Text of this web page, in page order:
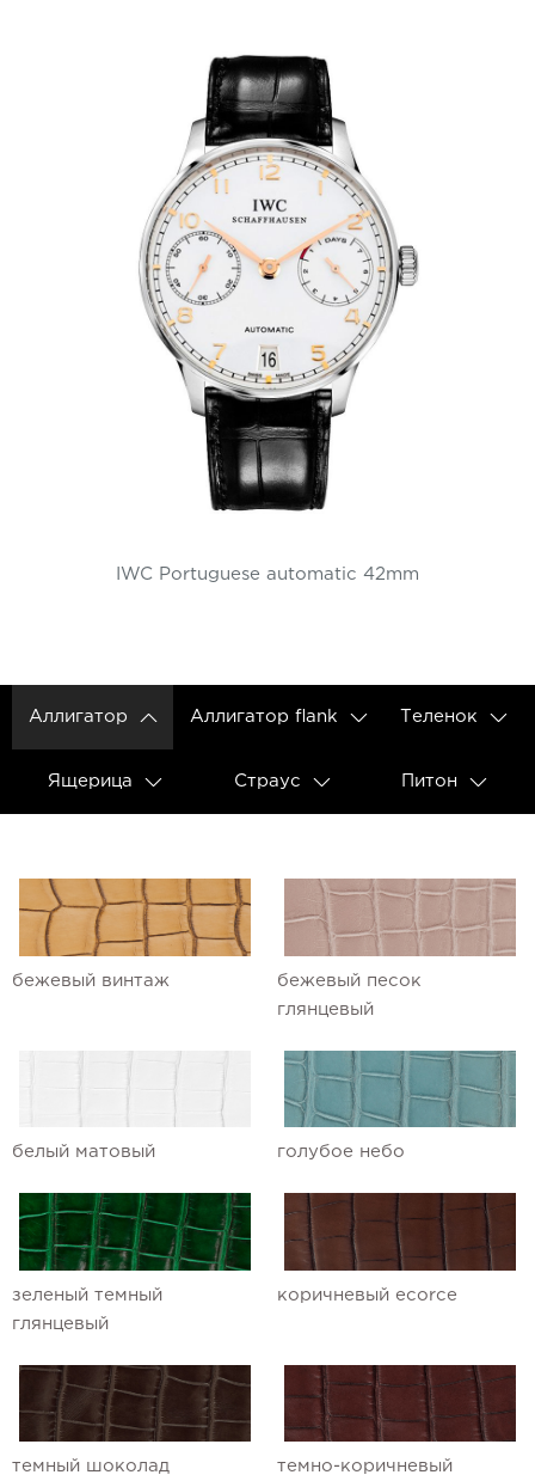
IWC Portuguese automatic 42mm
Аллигатор Аллигатор flank Теленок
Ящерица Страус Питон
бежевый винтаж
бежевый песок
глянцевый
белый матовый голубое небо
зеленый темный
глянцевый
коричневый ecorce
темный шоколад
темно-коричневый